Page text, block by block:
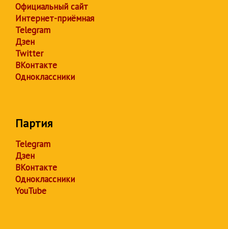
Официальный сайт
Интернет-приёмная
Telegram
Дзен
Twitter
ВКонтакте
Одноклассники
Партия
Telegram
Дзен
ВКонтакте
Одноклассники
YouTube